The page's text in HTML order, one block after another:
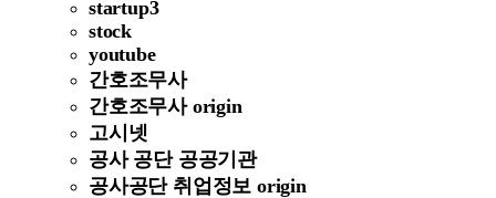
startup3
stock
youtube
간호조무사
간호조무사 origin
고시넷
공사 공단 공공기관
공사공단 취업정보 origin